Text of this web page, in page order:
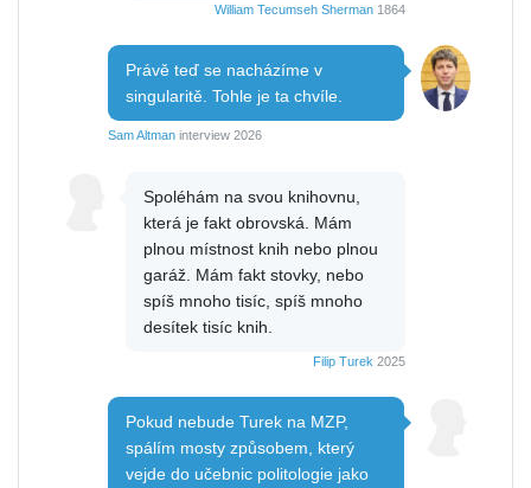
William Tecumseh Sherman 1864
Právě teď se nacházíme v
singularitě. Tohle je ta chvíle.
Sam Altman interview 2026
Spoléhám na svou knihovnu,
která je fakt obrovská. Mám
plnou místnost knih nebo plnou
garáž. Mám fakt stovky, nebo
spíš mnoho tisíc, spíš mnoho
desítek tisíc knih.
Filip Turek 2025
Pokud nebude Turek na MZP,
spálím mosty způsobem, který
vejde do učebnic politologie jako